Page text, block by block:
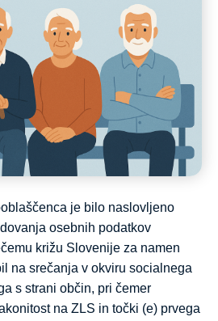
je bilo naslovljeno
osebnih podatkov
križu Slovenije za namen
na srečanja v okviru socialnega
s strani občin, pri čemer
na ZLS in točki (e) prvega